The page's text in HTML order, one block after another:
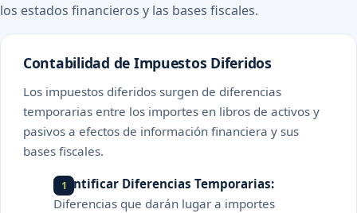
los estados financieros y las bases fiscales.
Contabilidad de Impuestos Diferidos
Los impuestos diferidos surgen de diferencias
temporarias entre los importes en libros de activos y
pasivos a efectos de información financiera y sus
bases fiscales.
Identificar Diferencias Temporarias:
Diferencias que darán lugar a importes